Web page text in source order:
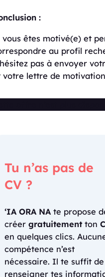
:
vous êtes motivé(e) et
au profil
pas à envoyer
votre lettre de
Tu n’as pas de
CV ?
‘IA ORA NA te propose
créer gratuitementton
en quelques clics.
compétence n’est
nécessaire. Il te suffit de
renseigner tes